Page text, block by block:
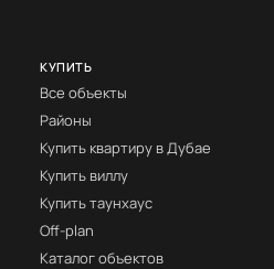
КУПИТЬ
Все объекты
Районы
Купить квартиру в Дубае
Купить виллу
Купить таунхаус
Off-plan
Каталог объектов